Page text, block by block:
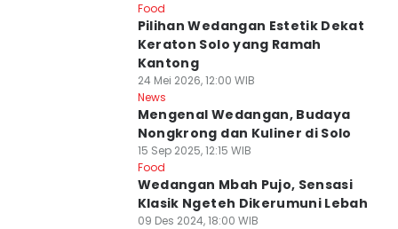
Food
Pilihan Wedangan Estetik Dekat
Keraton Solo yang Ramah
Kantong
24 Mei 2026, 12:00 WIB
News
Mengenal Wedangan, Budaya
Nongkrong dan Kuliner di Solo
15 Sep 2025, 12:15 WIB
Food
Wedangan Mbah Pujo, Sensasi
Klasik Ngeteh Dikerumuni Lebah
09 Des 2024, 18:00 WIB